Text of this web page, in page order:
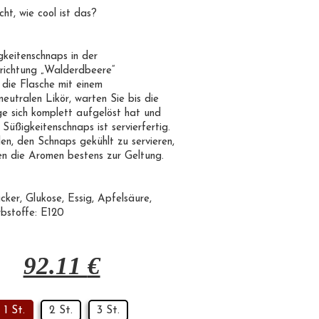
wie cool ist das?
in der
„Walderdbeere
Flasche mit einem
Likör, warten Sie bis die
sich komplett aufgelöst hat und
Süßigkeitenschnaps ist servierfertig.
den Schnaps gekühlt zu servieren,
die Aromen bestens zur Geltung.
,Glukose, Essig, Apfelsäure,
E120
92.11 €
1 St. 2 St. 3 St.